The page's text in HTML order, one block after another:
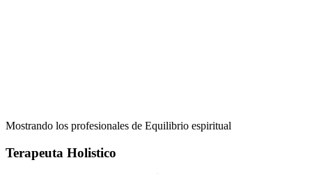
Mostrando los profesionales de Equilibrio espiritual
Terapeuta Holistico